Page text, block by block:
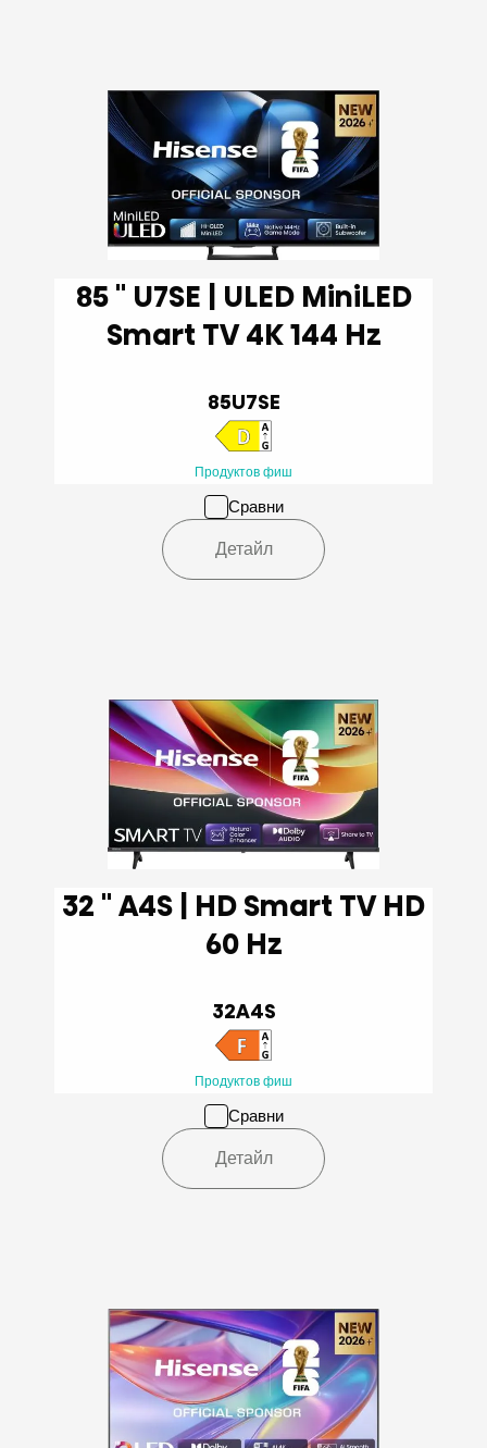
85 '' U7SE | ULED MiniLED
Smart TV 4K 144 Hz
85U7SE
Продуктов фиш
Сравни
Детайл
32 '' A4S | HD Smart TV HD
60 Hz
32A4S
Продуктов фиш
Сравни
Детайл